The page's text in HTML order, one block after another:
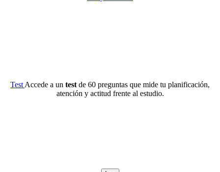
Test Accede a un test de 60 preguntas que mide tu planificación,
atención y actitud frente al estudio.